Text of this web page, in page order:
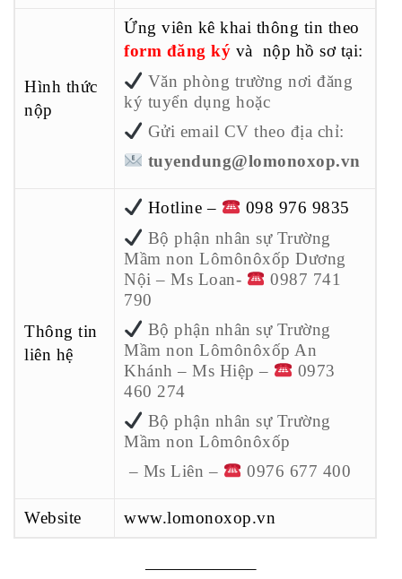
Hình thức
nộp
Ứng viên kê khai thông tin theo
form đăng ký và nộp hồ sơ tại:
Văn phòng trường nơi đăng
ký tuyển dụng hoặc
Gửi email CV theo địa chỉ:
tuyendung@lomonoxop.vn
Thông tin
liên hệ
Hotline –
098 976 9835
Bộ phận nhân sự Trường
Mầm non Lômônôxốp Dương
Nội – Ms Loan-
0987 741
790
Bộ phận nhân sự Trường
Mầm non Lômônôxốp An
Khánh – Ms Hiệp –
0973
460 274
Bộ phận nhân sự Trường
Mầm non Lômônôxốp
– Ms Liên –
0976 677 400
Website www.lomonoxop.vn
——————–